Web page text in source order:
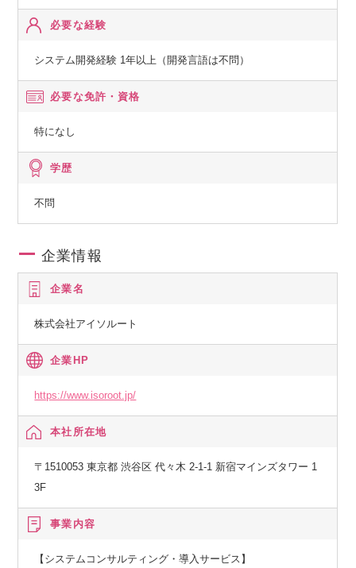
必要な経験
システム開発経験 1年以上（開発言語は不問）
必要な免許・資格
特になし
学歴
不問
企業情報
企業名
株式会社アイソルート
企業HP
https://www.isoroot.jp/
本社所在地
〒1510053 東京都 渋谷区 代々木 2-1-1 新宿マインズタワー 1
3F
事業内容
【システムコンサルティング・導入サービス】